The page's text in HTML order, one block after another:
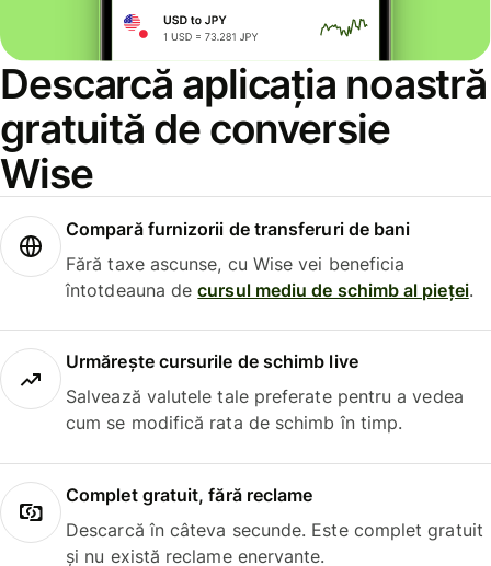
Descarcă aplicația noastră
gratuită de conversie
Wise
Compară furnizorii de transferuri de bani
Fără taxe ascunse, cu Wise vei beneficia
întotdeauna decursul mediu de schimb al pieței.
Urmărește cursurile de schimb live
Salvează valutele tale preferate pentru a vedea
cum se modifică rata de schimb în timp.
Complet gratuit, fără reclame
Descarcă în câteva secunde. Este complet gratuit
și nu există reclame enervante.